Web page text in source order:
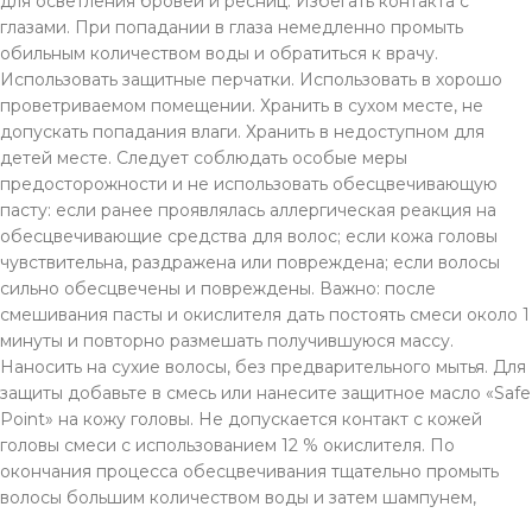
глазами. При попадании в глаза немедленно промыть
обильным количеством воды и обратиться к врачу.
Использовать защитные перчатки. Использовать в хорошо
проветриваемом помещении. Хранить в сухом месте, не
допускать попадания влаги. Хранить в недоступном для
детей месте. Следует соблюдать особые меры
предосторожности и не использовать обесцвечивающую
пасту: если ранее проявлялась аллергическая реакция на
обесцвечивающие средства для волос; если кожа головы
чувствительна, раздражена или повреждена; если волосы
сильно обесцвечены и повреждены. Важно: после
смешивания пасты и окислителя дать постоять смеси около 1
минуты и повторно размешать получившуюся массу.
Наносить на сухие волосы, без предварительного мытья. Для
защиты добавьте в смесь или нанесите защитное масло «Safe
Point» на кожу головы. Не допускается контакт с кожей
головы смеси с использованием 12 % окислителя. По
окончания процесса обесцвечивания тщательно промыть
волосы большим количеством воды и затем шампунем,